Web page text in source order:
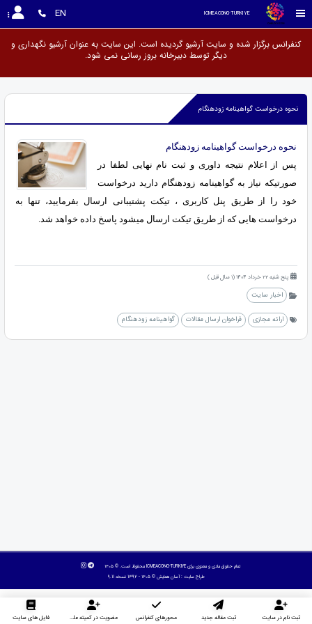
ICMEACONG-TURKIYE
EN
کنفرانس برگزار شده و سایت آرشیو گردیده است. این سایت به عنوان آرشیو نگهداری و
دیگر توسط دبیرخانه بروز رسانی نمی شود
نحوه درخواست گواهینامه زودهنگام
نحوه درخواست گواهینامه زودهنگام
پس از اعلام نتیجه داوری و ثبت نام نهایی لطفا در
صورتیکه نیاز به گواهینامه زودهنگام دارید درخواست
خود را از طریق پنل کاربری ، تیکت پشتیبانی ارسال بفرمایید، تنها به
درخواست هایی که از طریق تیکت ارسال میشود پاسخ داده خواهد شد.
پنج شنبه 22 خرداد 1404 (1 سال قبل )
اخبار سایت
ارائه مجازی فراخوان ارسال مقالات گواهینامه زودهنگام
تمام حقوق مادی و معنوی برای ICMEACONG-TURKIYE محفوظ است. © ۱۴۰۵
طراح سایت :آسان همایش © ۱۴۰۵ - 1392 نسخه 9.11
ثبت نام در سایت ثبت مقاله جدید محورهای کنفرانس عضویت در کمیته علمی داوران فایل های سایت